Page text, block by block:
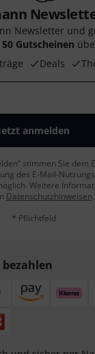
Newsletter und
50 Gutscheinen
Deals
anmelden
stimmen Sie dem
des E-Mail-
Weitere
Datenschutzhinweisen.
* Pflichtfeld